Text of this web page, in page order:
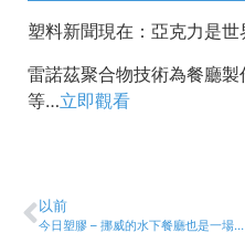
塑料新聞現在：亞克力是
雷諾茲聚合物技術為餐廳
等…立即觀看
以前
今日塑膠 – 挪威的水下餐廳也是一場視覺盛宴